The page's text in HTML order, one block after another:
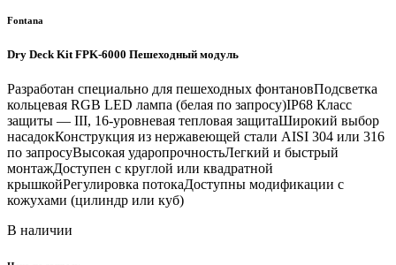
Fontana
Dry Deck Kit FPK-6000 Пешеходный модуль
Разработан специально для пешеходных фонтановПодсветка
кольцевая RGB LED лампа (белая по запросу)IP68 Класс
защиты — III, 16-уровневая тепловая защитаШирокий выбор
насадокКонструкция из нержавеющей стали AISI 304 или 316
по запросуВысокая ударопрочностьЛегкий и быстрый
монтажДоступен с круглой или квадратной
крышкойРегулировка потокаДоступны модификации с
кожухами (цилиндр или куб)
В наличии